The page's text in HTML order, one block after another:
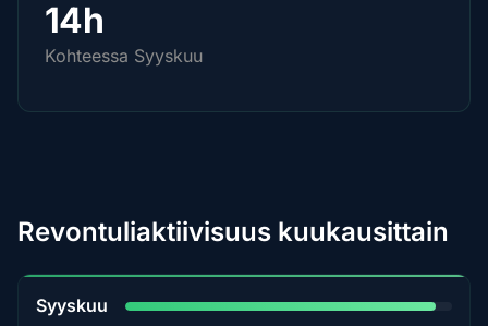
14h
Kohteessa Syyskuu
Revontuliaktiivisuus kuukausittain
Syyskuu